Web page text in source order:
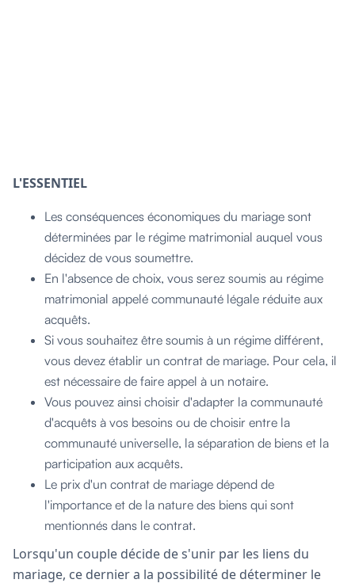
L'ESSENTIEL
Les conséquences économiques du mariage sont
déterminées par le régime matrimonial auquel vous
décidez de vous soumettre.
En l'absence de choix, vous serez soumis au régime
matrimonial appelé communauté légale réduite aux
acquêts.
Si vous souhaitez être soumis à un régime différent,
vous devez établir un contrat de mariage. Pour cela, il
est nécessaire de faire appel à un notaire.
Vous pouvez ainsi choisir d'adapter la communauté
d'acquêts à vos besoins ou de choisir entre la
communauté universelle, la séparation de biens et la
participation aux acquêts.
Le prix d'un contrat de mariage dépend de
l'importance et de la nature des biens qui sont
mentionnés dans le contrat.
Lorsqu'un couple décide de s'unir par les liens du
mariage, ce dernier a la possibilité de déterminer le